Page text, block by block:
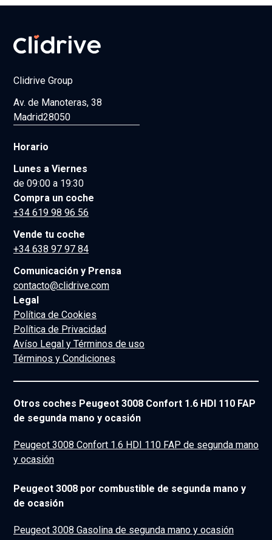
Clidrive Group
Av. de Manoteras, 38
Madrid28050
Horario
Lunes a Viernes
de 09:00 a 19:30
Compra un coche
+34 619 98 96 56
Vende tu coche
+34 638 97 97 84
Comunicación y Prensa
contacto@clidrive.com
Legal
Política de Cookies
Política de Privacidad
Avíso Legal y Términos de uso
Términos y Condiciones
Otros coches Peugeot 3008 Confort 1.6 HDI 110 FAP
de segunda mano y ocasión
Peugeot 3008 Confort 1.6 HDI 110 FAP de segunda mano
y ocasión
Peugeot 3008 por combustible de segunda mano y
de ocasión
Peugeot 3008 Gasolina de segunda mano y ocasión